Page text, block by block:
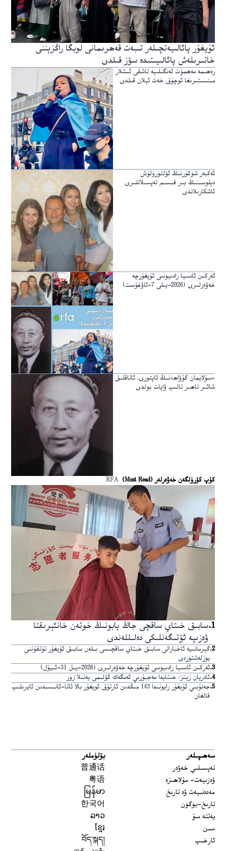
ئۇيغۇر پائالىيەتچىلەر تىبەت قەھرىمانى لوبگا راڭزېننى
خاتىرىلەش پائالىيىتىدە سۆز قىلدى
رەھىمە مەھمۇت ئەنگىلىيە تاشقى ئىشلار
مىنىستىرىغا ئوچۇق خەت ئېلان قىلدى
ئەكبەر شۈكۈرنىڭ ئۆلتۈرۈلۈش
دېلوسىنىڭ بىر قىسىم تەپسىلاتلىرى
ئاشكارىلاندى
ئەركىن ئاسىيا رادىيوسى ئۇيغۇرچە
خەۋەرلىرى (2026-يىلى 7-ئاۋغۇست)
«سۇلايمان گۇۋاھ»نىڭ ئاپتورى، ئاتاقلىق
شائىر تاھىر تالىپ ۋاپات بولدى
كۆپ كۆرۈلگەن خەۋەرلەر (Most Read) RFA
1
.سابىق خىتاي ساقچى جاڭ يابونىڭ خوتەن خانئېرىقتا
ۋەزىپە ئۆتىگەنلىكى دەلىللەندى
2
.گېرمانىيە ئاخباراتى سابىق خىتاي ساقچىسى بىلەن سابىق ئۇيغۇر تۇتقۇننى
يۈزلەشتۈردى
3
.ئەركىن ئاسىيا رادىيوسى ئۇيغۇرچە خەۋەرلىرى (2026-يىل 31-ئىيۇل)
4
.ئادريان زېنز: خىتايدا مەجبۇرىي ئەمگەك كۆلىمى يەنىلا زور
5
.
جەنۇبىي ئۇيغۇر رايونىدا 143 مىڭدىن ئارتۇق ئويغۇر بالا ئاتا-ئانىسىدىن ئايرىلىپ
قالغان
سەھىپىلەر
تەپسىلىي خەۋەر
ۋەزىيەت- مۇلاھىزە
مەدەنىيەت ۋە تارىخ
تارىخ-بۈگۈن
يەتتە سۇ
سىن
ئارخىپ
بۆلۈملەر
普通话
粤语
မြန်မာ
한국어
ລາວ
ខ្មែរ
བོད་སྐད།